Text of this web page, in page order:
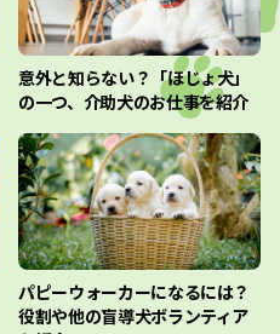
意外と知らない？「ほじょ犬」
の一つ、介助犬のお仕事を紹介
パピーウォーカーになるには？
役割や他の盲導犬ボランティア